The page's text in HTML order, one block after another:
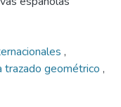
,
trazado geométrico ,